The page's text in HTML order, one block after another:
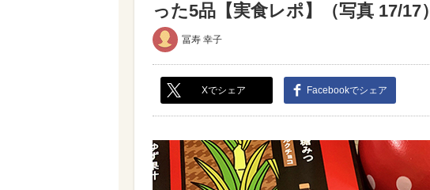
った5品【実食レポ】（写真 17/17）
冨寿 幸子
Xでシェア Facebookでシェア